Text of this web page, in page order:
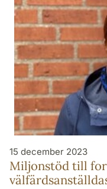
15 december 2023
Miljonstöd till